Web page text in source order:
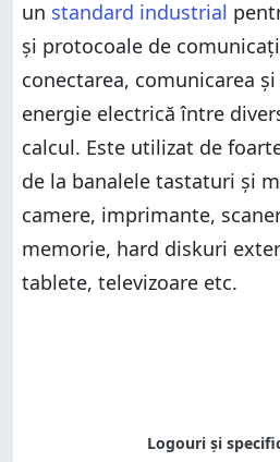
Mai ai și alte întrebări despre
Ce tipuri de porturi și conectori
Mai ai și alte întrebări despre
un standard industrial
și protocoale de
conectarea, comunicarea
energie electrică între
calcul. Este utilizat de
de la banalele tastaturi și
camere, imprimante,
memorie, hard diskuri
tablete, televizoare etc.